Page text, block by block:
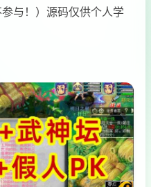
与！）源码仅供个人学